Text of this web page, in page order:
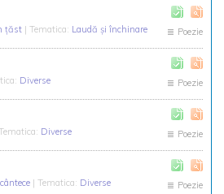
țăst | Tematica: Laudă și închinare Poezie
Diverse Poezie
Diverse Poezie
| Tematica: Diverse Poezie